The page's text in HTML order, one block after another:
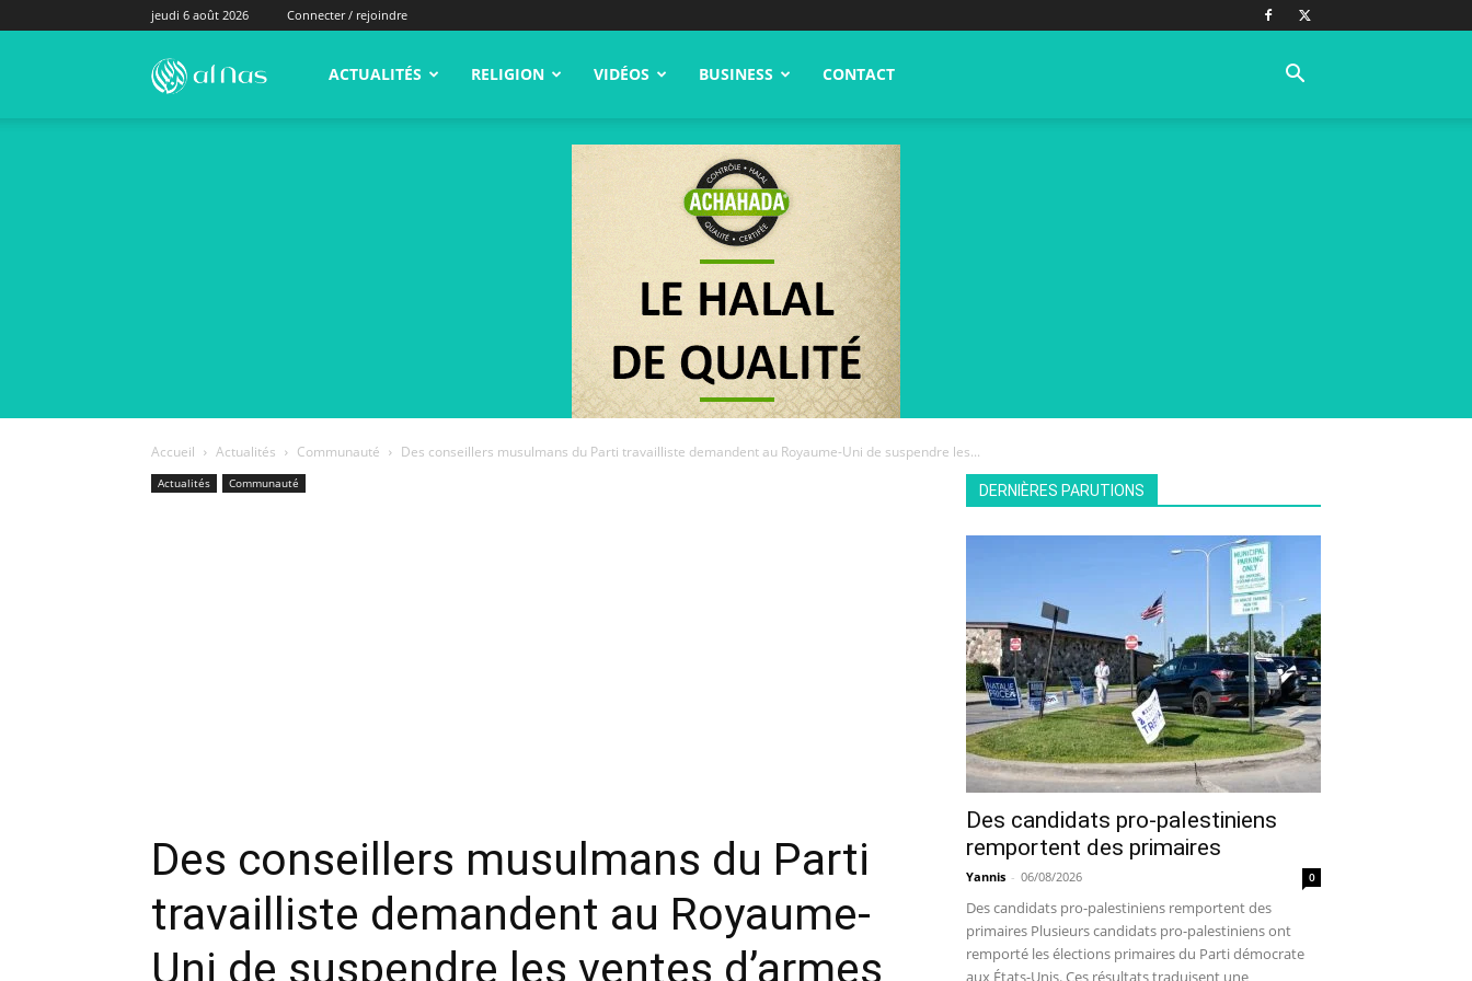
jeudi 6 août 2026 Connecter / rejoindre
alNas.fr ACTUALITÉS RELIGION VIDÉOS BUSINESS CONTACT
Accueil Actualités Communauté Des conseillers musulmans du Parti travailliste demandent au Royaume-Uni de suspendre les...
Actualités Communauté
Des conseillers musulmans du Parti
travailliste demandent au Royaume-
Uni de suspendre les ventes d’armes
DERNIÈRES PARUTIONS
Des candidats pro-palestiniens
remportent des primaires
Yannis - 06/08/2026 0
Des candidats pro-palestiniens remportent des
primaires Plusieurs candidats pro-palestiniens ont
remporté les élections primaires du Parti démocrate
aux États-Unis. Ces résultats traduisent une